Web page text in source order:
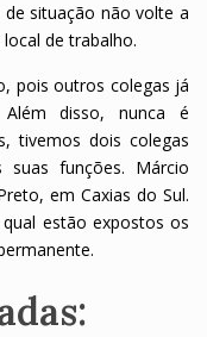
situação não volte a
de trabalho.
pois outros colegas já
Além disso, nunca é
tivemos dois colegas
suas funções. Márcio
em Caxias do Sul.
estão expostos os